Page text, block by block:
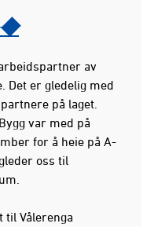
av
Det er gledelig med
på laget.
var med på
for å heie på A-
oss til
til Vålerenga